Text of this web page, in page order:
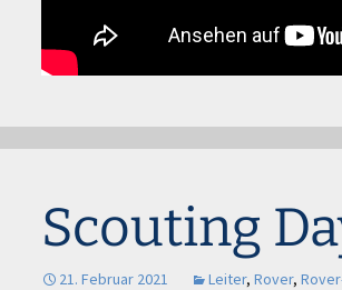
Scouting
21. Februar 2021 Leiter, Rover,